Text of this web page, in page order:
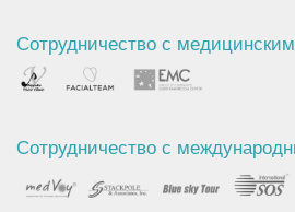
Сотрудничество с
Сотрудничество с